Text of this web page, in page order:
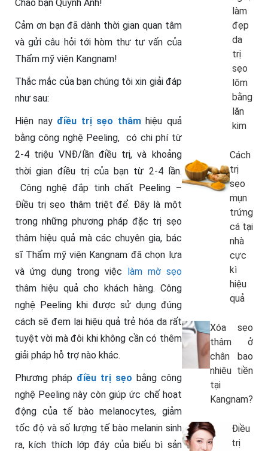
Chào bạn Quỳnh Anh!
Cảm ơn bạn đã dành thời gian quan tâm
và gửi câu hỏi tới hòm thư tư vấn của
Thẩm mỹ viện Kangnam!
Thắc mắc của bạn chúng tôi xin giải đáp
như sau:
Hiện nayđiều trị sẹo thâmhiệu quả
bằng công nghệ Peeling, có chi phí từ
2-4 triệu VNĐ/lần điều trị, và khoảng
thời gian điều trị của bạn từ 2-4 lần.
Công nghệ đắp tinh chất Peeling –
Điều trị sẹo thâm triệt để. Đây là một
trong những phương pháp đặc trị sẹo
thâm hiệu quả mà các chuyên gia, bác
sĩ Thẩm mỹ viện Kangnam đã chọn lựa
và ứng dụng trong việc làm mờ sẹo
thâm hiệu quả cho khách hàng. Công
nghệ Peeling khi được sử dụng đúng
cách sẽ đem lại hiệu quả trẻ hóa da rất
tuyệt vời mà đôi khi không cần có thêm
giải pháp hỗ trợ nào khác.
Phương pháp điều trị sẹo bằng công
nghệ Peeling này còn giúp ức chế hoạt
động của tế bào melanocytes, giảm
tốc độ và số lượng tế bào melanin sinh
ra, kích thích lớp đáy của biểu bì sản
làm
đẹp
da
trị
sẹo
lõm
bằng
lăn
kim
Cách
trị
sẹo
mụn
trứng
cá tại
nhà
cực
kì
hiệu
quả
Xóa sẹo
thâm ở
chân bao
nhiêu tiền
tại
Kangnam?
Điều
trị